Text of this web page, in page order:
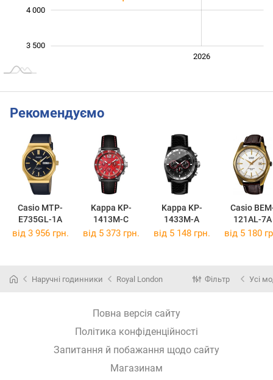
3 500
4 000
2026
Рекомендуємо
Casio MTP-
E735GL-1A
Kappa KP-
1413M-C
Kappa KP-
1433M-A
Casio
121AL-7A
від 3 956 грн. від 5 373 грн. від 5 148 грн. від 5 180
Наручні годинники Royal London Фільтр Усі
Повна версія сайту
Політика конфіденційності
Запитання й побажання щодо сайту
Магазинам